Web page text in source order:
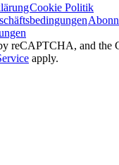
Cookie Politik
reCAPTCHA, and the
apply.